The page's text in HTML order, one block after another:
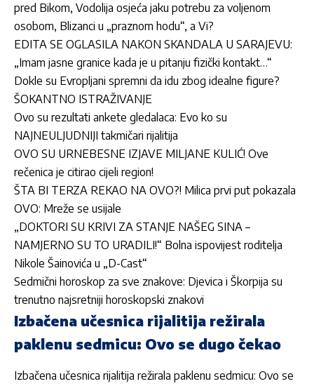
pred Bikom, Vodolija osjeća jaku potrebu za voljenom
osobom, Blizanci u „praznom hodu“, a Vi?
EDITA SE OGLASILA NAKON SKANDALA U SARAJEVU:
„Imam jasne granice kada je u pitanju fizički kontakt…“
Dokle su Evropljani spremni da idu zbog idealne figure?
ŠOKANTNO ISTRAŽIVANJE
Ovo su rezultati ankete gledalaca: Evo ko su
NAJNEULJUDNIJI takmičari rijalitija
OVO SU URNEBESNE IZJAVE MILJANE KULIĆ! Ove
rečenica je citirao cijeli region!
ŠTA BI TERZA REKAO NA OVO?! Milica prvi put pokazala
OVO: Mreže se usijale
„DOKTORI SU KRIVI ZA STANJE NAŠEG SINA –
NAMJERNO SU TO URADILI!“ Bolna ispovijest roditelja
Nikole Šainovića u „D-Cast“
Sedmični horoskop za sve znakove: Djevica i Škorpija su
trenutno najsretniji horoskopski znakovi
Izbačena učesnica rijalitija režirala
paklenu sedmicu: Ovo se dugo čekao
Izbačena učesnica rijalitija režirala paklenu sedmicu: Ovo se